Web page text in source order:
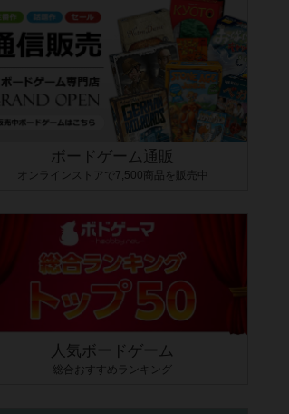
ボードゲーム通販
オンラインストアで7,500商品を販売中
人気ボードゲーム
総合おすすめランキング